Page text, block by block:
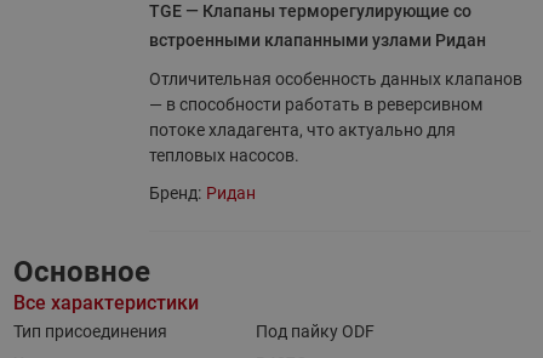
TGE — Клапаны терморегулирующие со
встроенными клапанными узлами Ридан
Отличительная особенность данных клапанов
— в способности работать в реверсивном
потоке хладагента, что актуально для
тепловых насосов.
Бренд: Ридан
Основное
Все характеристики
Тип присоединения
Под пайку ODF